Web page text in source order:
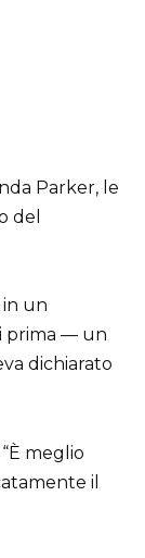
Parker, le
del
in un
prima — un
dichiarato
meglio
il